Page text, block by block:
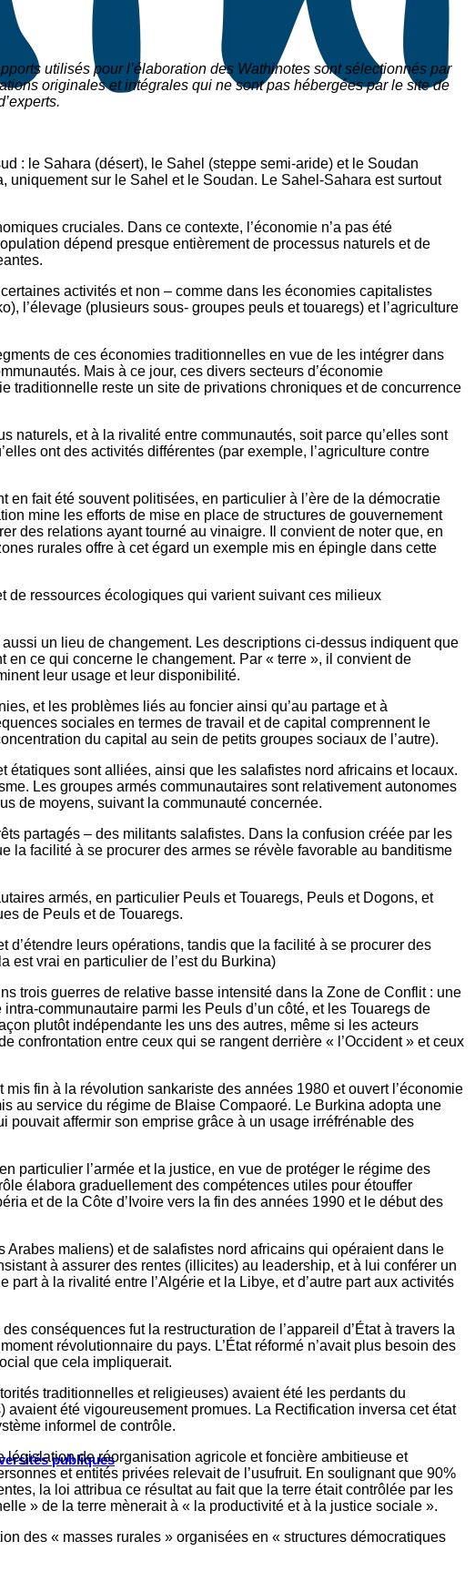
publiques
utilisés pour l’élaboration des Wathinotes sont sélectionnés par
originales et intégrales qui ne sont pas hébergées par le site de
’experts.
: le Sahara (désert), le Sahel (steppe semi-aride) et le Soudan
uniquement sur le Sahel et le Soudan. Le Sahel-Sahara est surtout
cruciales. Dans ce contexte, l’économie n’a pas été
dépend presque entièrement de processus naturels et de
activités et non – comme dans les économies capitalistes
l’élevage (plusieurs sous- groupes peuls et touaregs) et l’agriculture
de ces économies traditionnelles en vue de les intégrer dans
Mais à ce jour, ces divers secteurs d’économie
traditionnelle reste un site de privations chroniques et de concurrence
naturels, et à la rivalité entre communautés, soit parce qu’elles sont
ont des activités différentes (par exemple, l’agriculture contre
fait été souvent politisées, en particulier à l’ère de la démocratie
mine les efforts de mise en place de structures de gouvernement
des relations ayant tourné au vinaigre. Il convient de noter que, en
rurales offre à cet égard un exemple mis en épingle dans cette
de ressources écologiques qui varient suivant ces milieux
un lieu de changement. Les descriptions ci-dessus indiquent que
en ce qui concerne le changement. Par « terre », il convient de
leur usage et leur disponibilité.
et les problèmes liés au foncier ainsi qu’au partage et à
sociales en termes de travail et de capital comprennent le
du capital au sein de petits groupes sociaux de l’autre).
étatiques sont alliées, ainsi que les salafistes nord africains et locaux.
Les groupes armés communautaires sont relativement autonomes
de moyens, suivant la communauté concernée.
partagés – des militants salafistes. Dans la confusion créée par les
la facilité à se procurer des armes se révèle favorable au banditisme
armés, en particulier Peuls et Touaregs, Peuls et Dogons, et
de Peuls et de Touaregs.
leurs opérations, tandis que la facilité à se procurer des
est vrai en particulier de l’est du Burkina)
trois guerres de relative basse intensité dans la Zone de Conflit : une
communautaire parmi les Peuls d’un côté, et les Touaregs de
plutôt indépendante les uns des autres, même si les acteurs
confrontation entre ceux qui se rangent derrière « l’Occident » et ceux
fin à la révolution sankariste des années 1980 et ouvert l’économie
au service du régime de Blaise Compaoré. Le Burkina adopta une
affermir son emprise grâce à un usage irréfrénable des
particulier l’armée et la justice, en vue de protéger le régime des
élabora graduellement des compétences utiles pour étouffer
et de la Côte d’Ivoire vers la fin des années 1990 et le début des
maliens) et de salafistes nord africains qui opéraient dans le
à assurer des rentes (illicites) au leadership, et à lui conférer un
à la rivalité entre l’Algérie et la Libye, et d’autre part aux activités
conséquences fut la restructuration de l’appareil d’État à travers la
révolutionnaire du pays. L’État réformé n’avait plus besoin des
que cela impliquerait.
traditionnelles et religieuses) avaient été les perdants du
été vigoureusement promues. La Rectification inversa cet état
informel de contrôle.
législation de réorganisation agricole et foncière ambitieuse et
et entités privées relevait de l’usufruit. En soulignant que 90%
la loi attribua ce résultat au fait que la terre était contrôlée par les
» de la terre mènerait à « la productivité et à la justice sociale ».
des « masses rurales » organisées en « structures démocratiques